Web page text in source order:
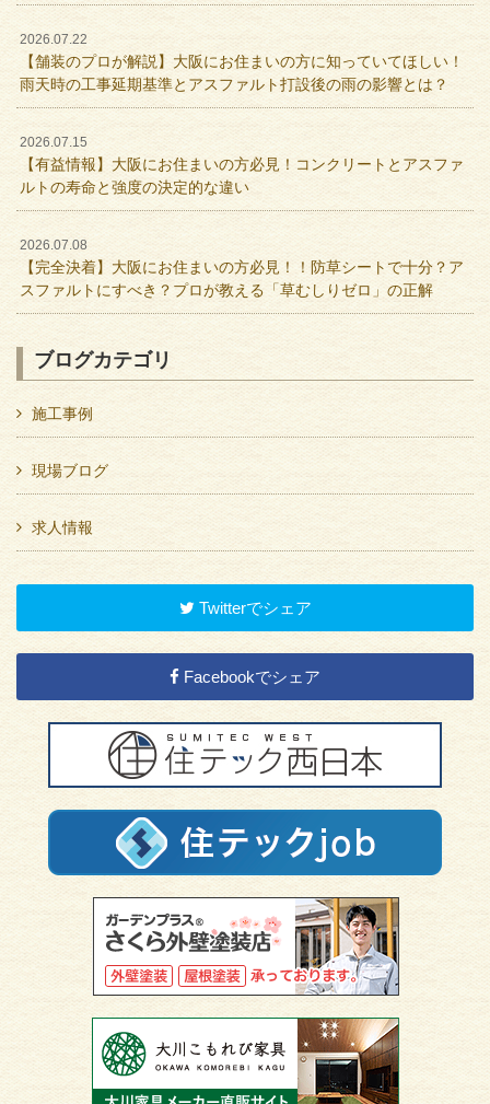
2026.07.22
【舗装のプロが解説】大阪にお住まいの方に知っていてほしい！
雨天時の工事延期基準とアスファルト打設後の雨の影響とは？
2026.07.15
【有益情報】大阪にお住まいの方必見！コンクリートとアスファ
ルトの寿命と強度の決定的な違い
2026.07.08
【完全決着】大阪にお住まいの方必見！！防草シートで十分？ア
スファルトにすべき？プロが教える「草むしりゼロ」の正解
ブログカテゴリ
施工事例
現場ブログ
求人情報
Twitterでシェア
Facebookでシェア